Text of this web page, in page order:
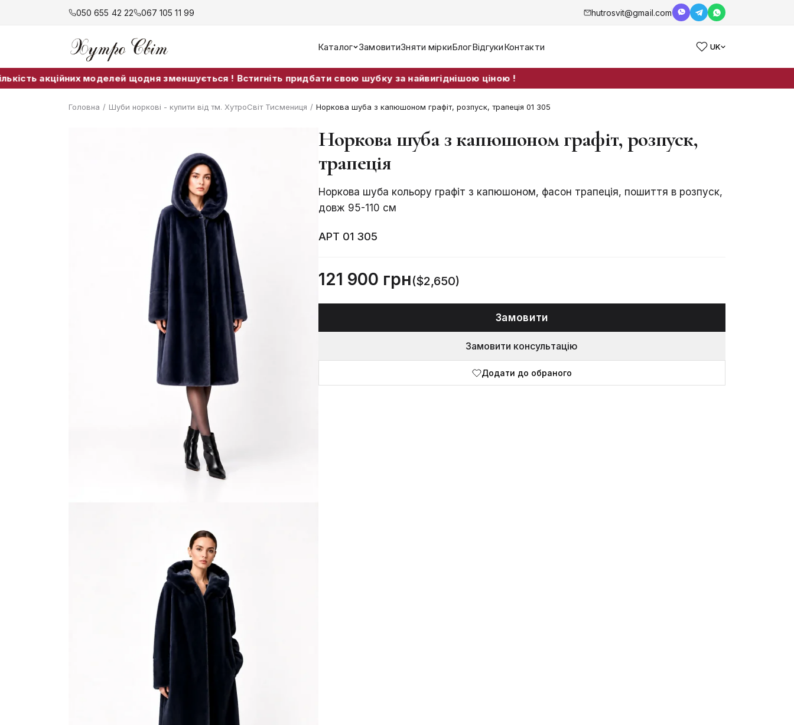
Каталог ЗамовитиЗняти міркиБлогВідгукиКонтакти UK
050 655 42 22 067 105 11 99 hutrosvit@gmail.com
моделей щодня зменшується ! Встигніть придбати свою шубку за найвигіднішою ціною !
Головна / Шуби норкові - купити від тм. ХутроСвіт Тисмениця / Норкова шуба з капюшоном графіт, розпуск, трапеція 01 305
Норкова шуба з капюшоном графіт, розпуск,
трапеція
Норкова шуба кольору графіт з капюшоном, фасон трапеція, пошиття в розпуск,
довж 95-110 см
АРТ 01 305
121 900 грн($2,650)
Замовити
Замовити консультацію
Додати до обраного